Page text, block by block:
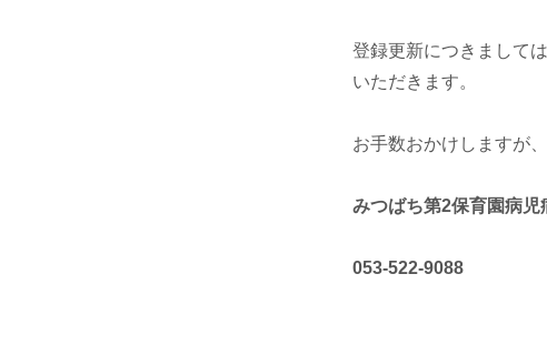
登録更新につきまして
いただきます。
お手数おかけしますが
みつばち第2保育園病児
053-522-9088